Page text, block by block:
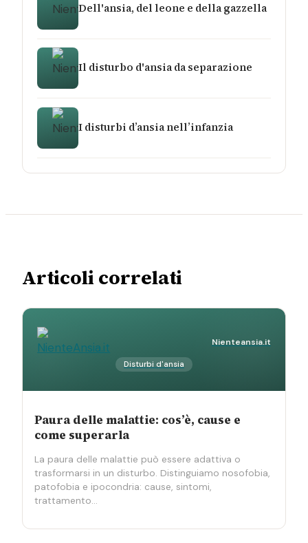
Dell'ansia, del leone e della gazzella
Il disturbo d'ansia da separazione
I disturbi d’ansia nell’infanzia
Articoli correlati
Nienteansia.it
Disturbi d'ansia
Paura delle malattie: cos’è, cause e
come superarla
La paura delle malattie può essere adattiva o
trasformarsi in un disturbo. Distinguiamo nosofobia,
patofobia e ipocondria: cause, sintomi,
trattamento…